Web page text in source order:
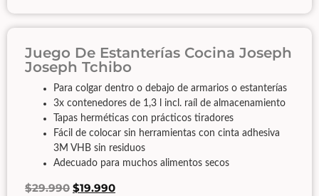
Juego De Estanterías Cocina Joseph
Joseph Tchibo
Para colgar dentro o debajo de armarios o estanterías
3x contenedores de 1,3 l incl. raíl de almacenamiento
Tapas herméticas con prácticos tiradores
Fácil de colocar sin herramientas con cinta adhesiva
3M VHB sin residuos
Adecuado para muchos alimentos secos
$29.990 $19.990